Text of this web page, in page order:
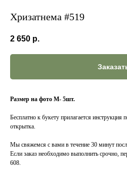
Хризатнема #519
2 650 р.
Размер на фото M- 5шт.
Бесплатно к букету прилагается инструкция
открытка.
Мы свяжемся с вами в течение 30 минут
Если заказ необходимо выполнить срочно,
608.